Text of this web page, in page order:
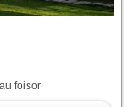
foisor